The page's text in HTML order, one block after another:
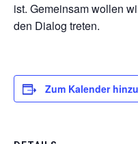
ist. Gemeinsam wollen
den Dialog treten.
Zum